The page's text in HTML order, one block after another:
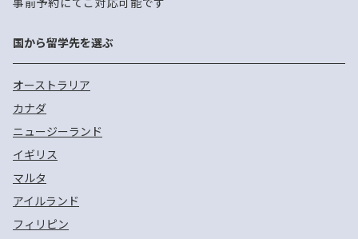
事前予約にてご対応可能です
国から留学先を選ぶ
オーストラリア
カナダ
ニュージーランド
イギリス
マルタ
アイルランド
フィリピン